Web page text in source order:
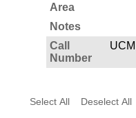
Area
Notes
Call
Number
Select All Deselect All